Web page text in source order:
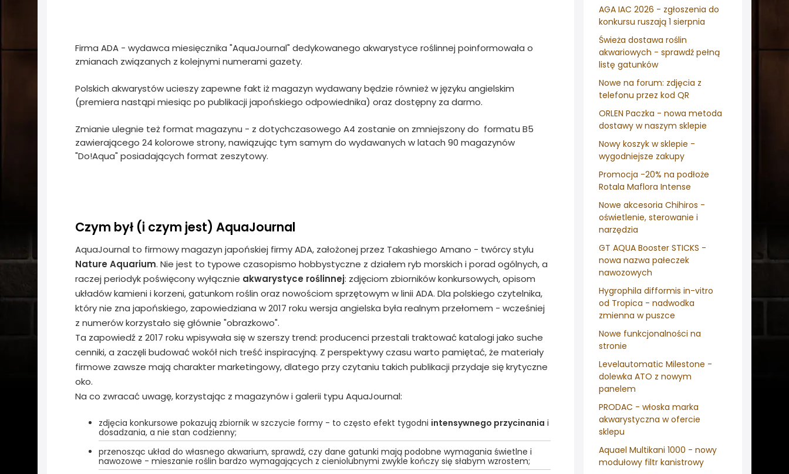
AGA IAC 2026 - zgłoszenia do
konkursu ruszają 1 sierpnia
Świeża dostawa roślin
akwariowych - sprawdź pełną
listę gatunków
Nowe na forum: zdjęcia z
telefonu przez kod QR
ORLEN Paczka - nowa metoda
dostawy w naszym sklepie
Nowy koszyk w sklepie -
wygodniejsze zakupy
Promocja -20% na podłoże
Rotala Maflora Intense
Nowe akcesoria Chihiros -
oświetlenie, sterowanie i
narzędzia
GT AQUA Booster STICKS -
nowa nazwa pałeczek
nawozowych
Hygrophila difformis in-vitro
od Tropica - nadwodka
zmienna w puszce
Nowe funkcjonalności na
stronie
Levelautomatic Milestone -
dolewka ATO z nowym
panelem
PRODAC - włoska marka
akwarystyczna w ofercie
sklepu
Aquael Multikani 1000 - nowy
modułowy filtr kanistrowy
Firma ADA - wydawca miesięcznika "AquaJournal" dedykowanego akwarystyce roślinnej poinformowała o
zmianach związanych z kolejnymi numerami gazety.
Polskich akwarystów ucieszy zapewne fakt iż magazyn wydawany będzie również w języku angielskim
(premiera nastąpi miesiąc po publikacji japońskiego odpowiednika) oraz dostępny za darmo.
Zmianie ulegnie też format magazynu - z dotychczasowego A4 zostanie on zmniejszony do formatu B5
zawierającego 24 kolorowe strony, nawiązując tym samym do wydawanych w latach 90 magazynów
"Do!Aqua" posiadających format zeszytowy.
Czym był (i czym jest) AquaJournal
AquaJournal to firmowy magazyn japońskiej firmy ADA, założonej przez Takashiego Amano - twórcy stylu
Nature Aquarium. Nie jest to typowe czasopismo hobbystyczne z działem ryb morskich i porad ogólnych, a
raczej periodyk poświęcony wyłącznie akwarystyce roślinnej: zdjęciom zbiorników konkursowych, opisom
układów kamieni i korzeni, gatunkom roślin oraz nowościom sprzętowym w linii ADA. Dla polskiego czytelnika,
który nie zna japońskiego, zapowiedziana w 2017 roku wersja angielska była realnym przełomem - wcześniej
z numerów korzystało się głównie "obrazkowo".
Ta zapowiedź z 2017 roku wpisywała się w szerszy trend: producenci przestali traktować katalogi jako suche
cenniki, a zaczęli budować wokół nich treść inspiracyjną. Z perspektywy czasu warto pamiętać, że materiały
firmowe zawsze mają charakter marketingowy, dlatego przy czytaniu takich publikacji przydaje się krytyczne
oko.
Na co zwracać uwagę, korzystając z magazynów i galerii typu AquaJournal:
zdjęcia konkursowe pokazują zbiornik w szczycie formy - to często efekt tygodni intensywnego przycinania i
dosadzania, a nie stan codzienny;
przenosząc układ do własnego akwarium, sprawdź, czy dane gatunki mają podobne wymagania świetlne i
nawozowe - mieszanie roślin bardzo wymagających z cieniolubnymi zwykle kończy się słabym wzrostem;